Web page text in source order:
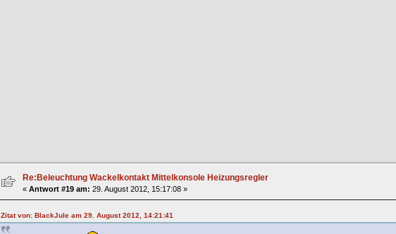
Re:Beleuchtung Wackelkontakt Mittelkonsole Heizungsregler
« Antwort #19 am: 29. August 2012, 15:17:08 »
Zitat von: BlackJule am 29. August 2012, 14:21:41